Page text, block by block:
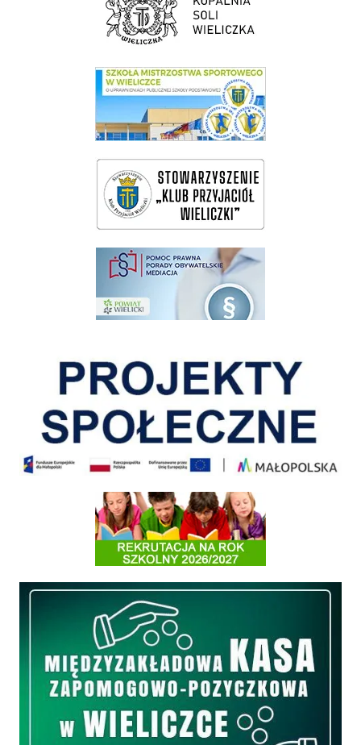
link do SMS Wieliczka
wieliczka-wieliczanie na bis
pomoc prawna wieliczka
Informacja o terminach rekrutacji na rok szkolny 2026/2027
Międzyzakładowa Kasa Zapomogowo - Pożyczkowa